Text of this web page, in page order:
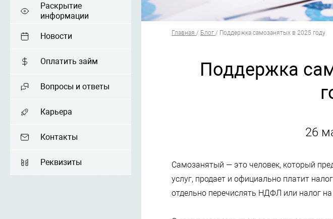
Раскрытие
информации
Новости
Оплатить займ
Вопросы и ответы
Карьера
Контакты
Реквизиты
Главная / Блог / Поддержка самозанятых в 2025 году
Поддержка
26
Самозанятый — это человек, который
услуг, продает и официально платит
отдельно перечислять НДФЛ или налог